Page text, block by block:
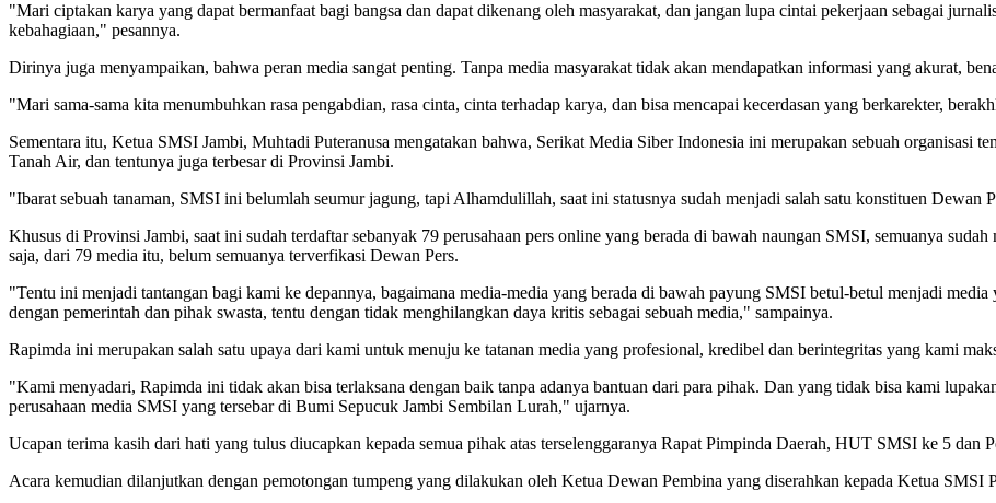
"Mari ciptakan karya yang dapat bermanfaat bagi bangsa dan dapat dikenang oleh masyarakat, dan jangan lupa cintai pekerjaan sebagai
kebahagiaan," pesannya.
Dirinya juga menyampaikan, bahwa peran media sangat penting. Tanpa media masyarakat tidak akan mendapatkan informasi yang akurat,
"Mari sama-sama kita menumbuhkan rasa pengabdian, rasa cinta, cinta terhadap karya, dan bisa mencapai kecerdasan yang berkarekter,
Sementara itu, Ketua SMSI Jambi, Muhtadi Puteranusa mengatakan bahwa, Serikat Media Siber Indonesia ini merupakan sebuah organisasi
Tanah Air, dan tentunya juga terbesar di Provinsi Jambi.
"Ibarat sebuah tanaman, SMSI ini belumlah seumur jagung, tapi Alhamdulillah, saat ini statusnya sudah menjadi salah satu konstituen Dewan
Khusus di Provinsi Jambi, saat ini sudah terdaftar sebanyak 79 perusahaan pers online yang berada di bawah naungan SMSI, semuanya
saja, dari 79 media itu, belum semuanya terverfikasi Dewan Pers.
"Tentu ini menjadi tantangan bagi kami ke depannya, bagaimana media-media yang berada di bawah payung SMSI betul-betul menjadi
dengan pemerintah dan pihak swasta, tentu dengan tidak menghilangkan daya kritis sebagai sebuah media," sampainya.
Rapimda ini merupakan salah satu upaya dari kami untuk menuju ke tatanan media yang profesional, kredibel dan berintegritas yang kami
"Kami menyadari, Rapimda ini tidak akan bisa terlaksana dengan baik tanpa adanya bantuan dari para pihak. Dan yang tidak bisa kami
perusahaan media SMSI yang tersebar di Bumi Sepucuk Jambi Sembilan Lurah," ujarnya.
Ucapan terima kasih dari hati yang tulus diucapkan kepada semua pihak atas terselenggaranya Rapat Pimpinda Daerah, HUT SMSI ke 5 dan
Acara kemudian dilanjutkan dengan pemotongan tumpeng yang dilakukan oleh Ketua Dewan Pembina yang diserahkan kepada Ketua